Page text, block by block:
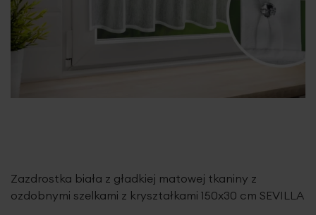
Zazdrostka biała z gładkiej matowej tkaniny z
ozdobnymi szelkami z kryształkami 150x30 cm SEVILLA